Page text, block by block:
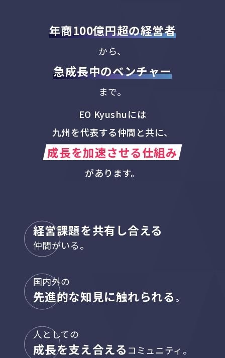
年商100億円超の経営者
から、
急成長中のベンチャー
まで。
EO Kyushuには
九州を代表する仲間と共に、
成長を加速させる仕組み
があります。
経営課題を共有し合える
仲間がいる。
国内外の
先進的な知見に触れられる。
人としての
成長を支え合える コミュニティ。